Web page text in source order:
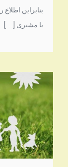
بنابراین
با مشتری […]